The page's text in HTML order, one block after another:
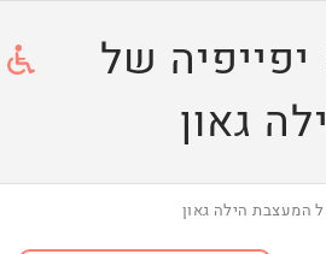
של
גאון
המעצבת הילה גאון